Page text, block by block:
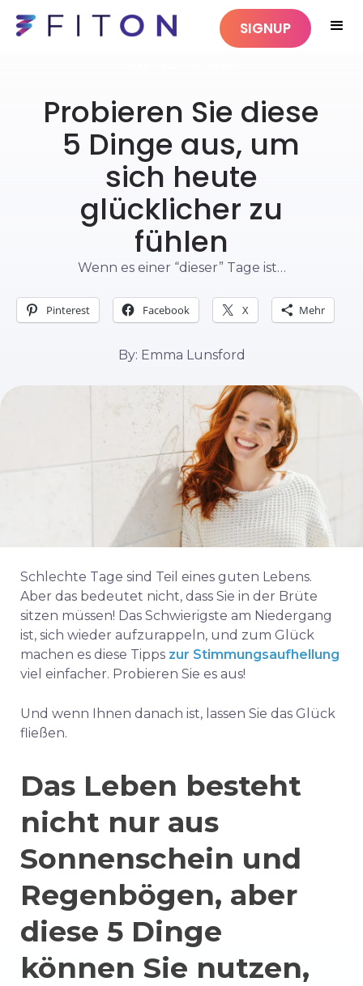
SIGNUP
Probieren Sie diese
5 Dinge aus, um
sich heute
glücklicher zu
fühlen
Wenn es einer “dieser” Tage ist…
Pinterest Facebook X Mehr
By: Emma Lunsford
Schlechte Tage sind Teil eines guten Lebens.
Aber das bedeutet nicht, dass Sie in der Brüte
sitzen müssen! Das Schwierigste am Niedergang
ist, sich wieder aufzurappeln, und zum Glück
machen es diese Tipps zur Stimmungsaufhellung
viel einfacher. Probieren Sie es aus!
Und wenn Ihnen danach ist, lassen Sie das Glück
fließen.
Das Leben besteht
nicht nur aus
Sonnenschein und
Regenbögen, aber
diese 5 Dinge
können Sie nutzen,